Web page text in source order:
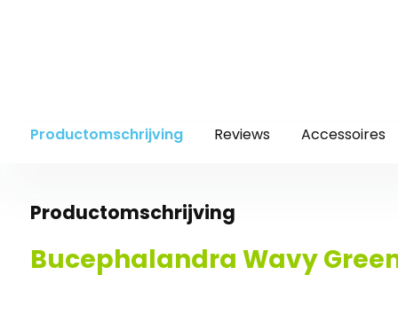
Productomschrijving Reviews Accessoires
Productomschrijving
Bucephalandra Wavy